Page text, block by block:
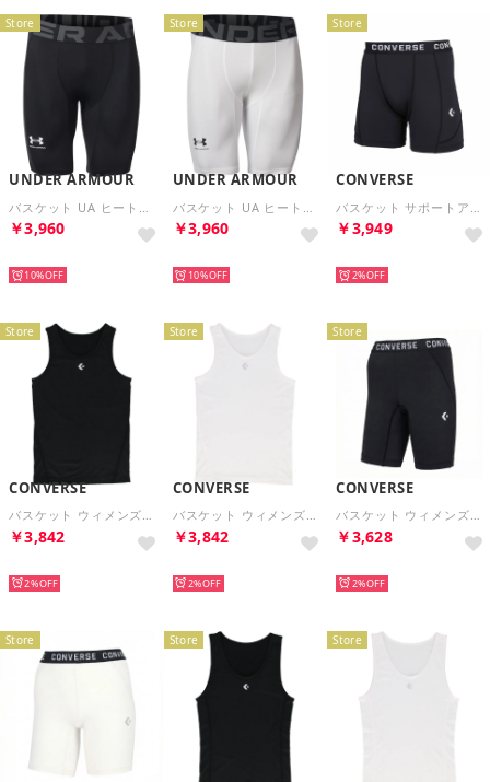
Store
UNDER ARMOUR
￥3,960
10%
Store
UNDER ARMOUR
￥3,960
10%
Store
CONVERSE
￥3,949
2%
Store
CONVERSE
バスケット ウィメンズコンプレッションインナー バスケットボール 肌着 インナーシャツ 練習 学生 部活動 サ （1900 ブラック）
￥3,842
2%
Store
CONVERSE
バスケット ウィメンズコンプレッションインナー バスケットボール 肌着 インナーシャツ 練習 学生 部活動 サ （1100 ホワイト）
￥3,842
2%
Store
CONVERSE
バスケット ウィメンズアクティブタイツ バスケットボール 肌着 インナー 練習着 パンツ ユニフォーム下【返品不可商品】 （1900 ブラック）
￥3,628
2%
Store Store Store